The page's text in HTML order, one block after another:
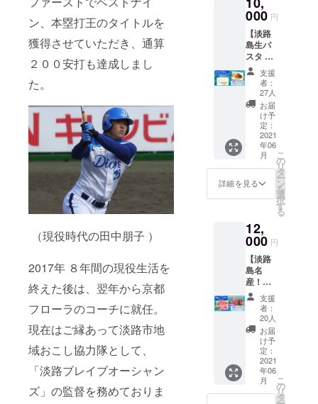
ン、本塁打王のタイトルを
獲得させていただき、通算
２００安打も達成しまし
た。
（現役時代の田中朋子 ）
2017年 ８年間の現役生活を
終えた後は、翌年から京都
フローラのコーチに就任。
現在はご縁あって淡路市地
域おこし協力隊として、
「淡路ブレイブオーシャン
ズ」の監督を務めておりま
変更に
なる場
合がご
ざいま
す ※写
真と実
際の商
品は異
なる場
合がご
ざいま
す ※ご
支援確
定後の
返金・
セル・
交換
応いた
しかね
ますの
で、何
卒ご了
承くだ
さい
（10文
字以
内）
希望し
ない場
合は
「希望
しな
い」と
記載く
ださい
※お
名前が
俗に反
する場
お名前
入れは
できま
せん ※
番組
HP
https://
www.as
ahi.co.j
p/re_sp
orts/ ※
デザイ
ン、サ
イズは
変更に
前を備
考欄に
お書き
くださ
い
（10文
字以
内）
希望し
ない場
合は
「希望
しな
記載く
ださい
※お
公序良
俗に反
する場
合は、
お名前
入れは
できま
せん ◎
お礼ポ
スト
カード
・ク
ラウド
ファン
※色
の指定
はでき
ません
◎チー
ム横断
幕への
支援者
のお名
前入れ
（希望
者の
み）
・支
援者の
お名前
の横断
幕を作
成
※お名前
の大き
さは支
援額に
応じる
場合が
ありま
す
※希望す
るお名
前を備
考欄に
S/M/L/O
※調節
も可能
・デ
ザイ
ン：前
面のみ
◎チー
ム横断
幕への
支援者
のお名
前入れ
（希望
者の
み）
で
「挑」
の文字
の横断
幕を作
成
※お名前
の大き
さは支
援額に
応じる
場合が
ありま
す
※希望す
るお名
000 円
【淡路
島生パ
スタ 特
別セッ
ト】 ◎
淡路島
生パス
タ＆淡
路牛の
ボロ
ネーゼ
ソース
セット
・選
手が働
く地元
「淡路
麺業」
の人気
商品
・パ
スタ：
110g 2
食セッ
ト ×
3（6食
分）
ソー
ス：
180g 2
食セッ
支援
者：
27人
お届
け予
定：
2021
年06
月
詳細を見る
こ
の
リ
タ
ー
ン
を
選
択
す
る
12,
000 円
【淡路
島名
産！淡
路ビー
フ
(500g)
の特別
セッ
ト】 ◎
淡路
ビーフ
モモバ
ラ500ｇ
支援
者：
20人
お届
け予
定：
2021
年06
月
こ
の
リ
タ